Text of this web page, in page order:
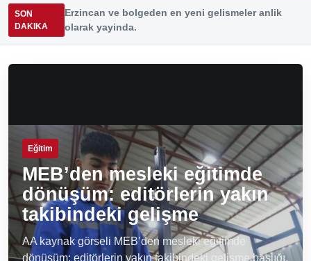
SON
DAKIKA
Erzincan ve bolgeden en yeni gelismeler anlik
olarak yayinda.
Eğitim
MEB’den mesleki eğitimde
dönüşüm: editörlerin yakın
takibindeki gelişme
AA kaynak görseli MEB’den mesleki eğitimde
dönüşüm: editörlerin yakın takibindeki gelişme başlığı,